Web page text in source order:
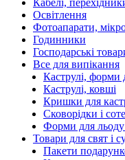
Кабелі,
Освітлення
Фотоапарати,
Годинники
Господарські
Все для випікання
Каструлі, форми
Каструлі, ковші
Кришки для
Сковорідки і
Форми для льоду
Товари для свят і
Пакети